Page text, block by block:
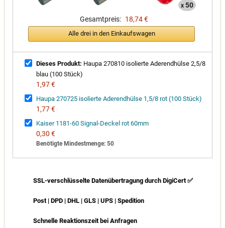
x 50
Gesamtpreis: 18,74 €
Alle drei in den Einkaufswagen
Dieses Produkt: Haupa 270810 isolierte Aderendhülse 2,5/8
blau (100 Stück)
1,97 €
Haupa 270725 isolierte Aderendhülse 1,5/8 rot (100 Stück)
1,77 €
Kaiser 1181-60 Signal-Deckel rot 60mm
0,30 €
Benötigte Mindestmenge: 50
SSL-verschlüsselte Datenübertragung durch DigiCert ✅
Post | DPD | DHL | GLS | UPS | Spedition
Schnelle Reaktionszeit bei Anfragen